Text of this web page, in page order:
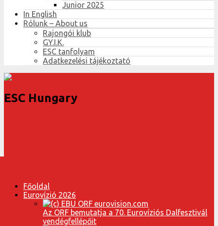
Junior 2025
In English
Rólunk – About us
Rajongói klub
GY.I.K.
ESC tanfolyam
Adatkezelési tájékoztató
ESC Hungary
Főoldal
Eurovízió 2026
Az ORF bemutatja a 70. Eurovíziós Dalfesztivál
vendégfellépőit